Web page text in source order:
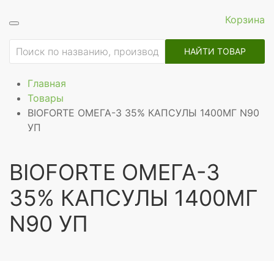
Корзина
НАЙТИ ТОВАР
Главная
Товары
BIOFORTE ОМЕГА-3 35% КАПСУЛЫ 1400МГ N90
УП
BIOFORTE ОМЕГА-3
35% КАПСУЛЫ 1400МГ
N90 УП